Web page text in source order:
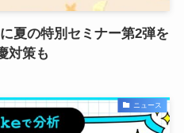
夏の特別セミナー第2弾を
対策も
ニュース